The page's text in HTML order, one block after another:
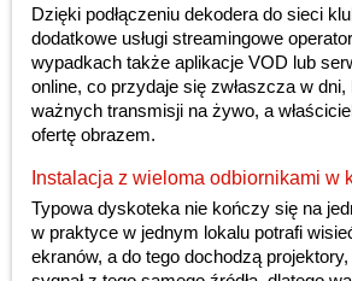
Dzięki podłączeniu dekodera do sieci
dodatkowe usługi streamingowe
wypadkach także aplikacje VOD lub
online, co przydaje się zwłaszcza w
ważnych transmisji na żywo, a
ofertę obrazem.
Instalacja z wieloma odbiornikami w
Typowa dyskoteka nie kończy się na
w praktyce w jednym lokalu potrafi
ekranów, a do tego dochodzą